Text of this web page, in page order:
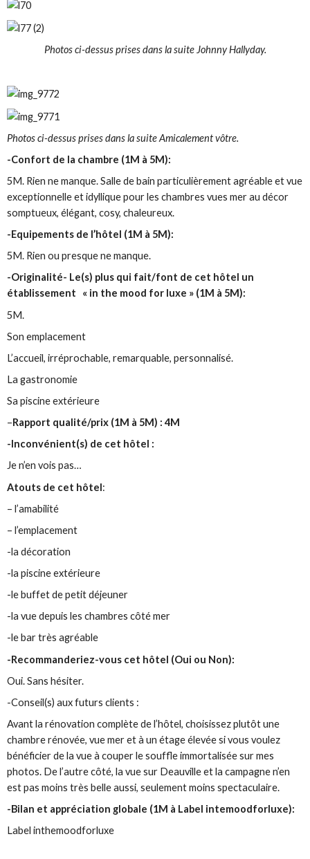
Photos ci-dessus prises dans la suite Johnny Hallyday.
Photos ci-dessus prises dans la suite Amicalement vôtre.
-Confort de la chambre (1M à 5M):
5M. Rien ne manque. Salle de bain particulièrement agréable et vue
exceptionnelle et idyllique pour les chambres vues mer au décor
somptueux, élégant, cosy, chaleureux.
-Equipements de l’hôtel (1M à 5M):
5M. Rien ou presque ne manque.
-Originalité- Le(s) plus qui fait/font de cet hôtel un
établissement « in the mood for luxe » (1M à 5M):
5M.
Son emplacement
L’accueil, irréprochable, remarquable, personnalisé.
La gastronomie
Sa piscine extérieure
–Rapport qualité/prix (1M à 5M) : 4M
-Inconvénient(s) de cet hôtel :
Je n’en vois pas…
Atouts de cet hôtel:
– l’amabilité
– l’emplacement
-la décoration
-la piscine extérieure
-le buffet de petit déjeuner
-la vue depuis les chambres côté mer
-le bar très agréable
-Recommanderiez-vous cet hôtel (Oui ou Non):
Oui. Sans hésiter.
-Conseil(s) aux futurs clients :
Avant la rénovation complète de l’hôtel, choisissez plutôt une
chambre rénovée, vue mer et à un étage élevée si vous voulez
bénéficier de la vue à couper le souffle immortalisée sur mes
photos. De l’autre côté, la vue sur Deauville et la campagne n’en
est pas moins très belle aussi, seulement moins spectaculaire.
-Bilan et appréciation globale (1M à Label intemoodforluxe):
Label inthemoodforluxe